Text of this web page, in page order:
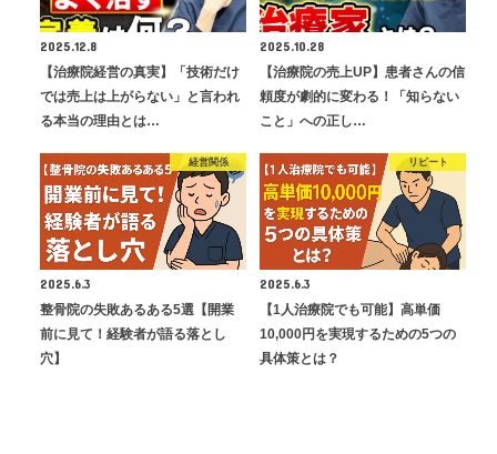
2025.12.8
【治療院経営の真実】「技術だけ
では売上は上がらない」と言われ
る本当の理由とは…
2025.10.28
【治療院の売上UP】患者さんの信
頼度が劇的に変わる！「知らない
こと」への正し…
経営関係
2025.6.3
整骨院の失敗あるある5選【開業
前に見て！経験者が語る落とし
穴】
リピート
2025.6.3
【1人治療院でも可能】高単価
10,000円を実現するための5つの
具体策とは？